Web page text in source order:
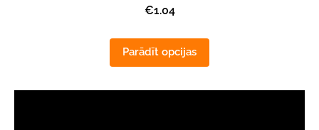
€1.04
Parādīt opcijas